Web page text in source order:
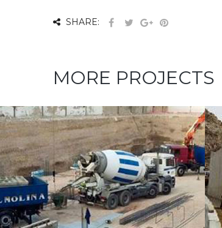
SHARE:
MORE PROJECTS
UTE SENDA CALA
CORTINA
HORMIGONES